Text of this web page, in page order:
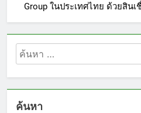
Group ในประเทศไทย ด้วยสินเ
ค้นหา
สำหรับ:
ค้นหา